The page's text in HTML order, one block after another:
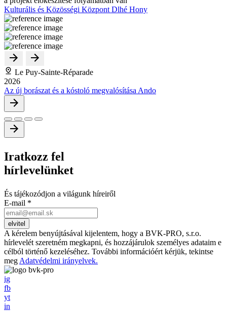
Kulturális és Közösségi Központ Dlhé Hony
Le Puy-Sainte-Réparade
2026
Az új borászat és a kóstoló megvalósítása Ando
Iratkozz fel
hírlevelünket
És tájékozódjon a világunk híreiről
E-mail *
A kérelem benyújtásával kijelentem, hogy a BVK-PRO, s.r.o.
hírlevelét szeretném megkapni, és hozzájárulok személyes adataim e
célból történő kezeléséhez. További információért kérjük, tekintse
meg Adatvédelmi irányelvek.
ig
fb
yt
in